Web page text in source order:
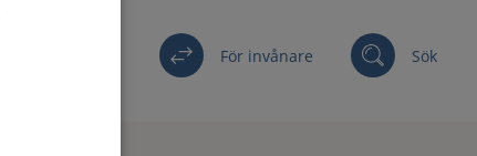
För invånare Sök